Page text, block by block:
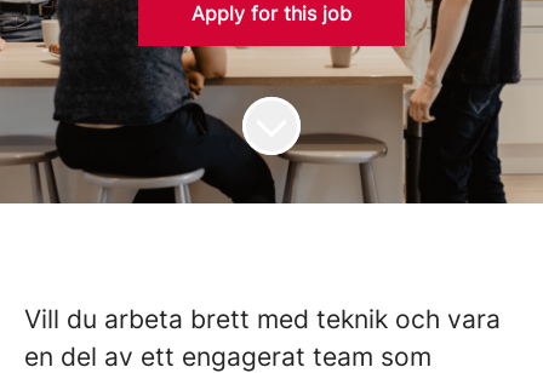
Apply for this job
Vill du arbeta brett med teknik och vara
en del av ett engagerat team som